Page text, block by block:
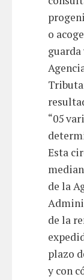
o
“05
Esta
de la
de la
plazo
y con